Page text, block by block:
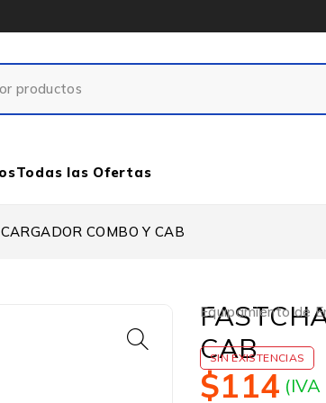
Todas las Ofertas
COMBO Y CAB
Equipamiento de
CAB
SIN EXISTENCIAS
$114